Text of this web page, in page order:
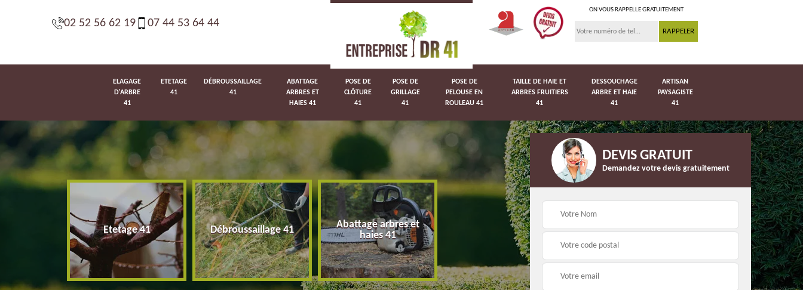
02 52 56 62 19 07 44 53 64 44
ON VOUS RAPPELLE GRATUITEMENT
ELAGAGE
D'ARBRE
41
ETETAGE
41
DÉBROUSSAILLAGE
41
ABATTAGE
ARBRES ET
HAIES 41
POSE DE
CLÔTURE
41
POSE DE
GRILLAGE
41
POSE DE
PELOUSE EN
ROULEAU 41
TAILLE DE HAIE ET
ARBRES FRUITIERS
41
DESSOUCHAGE
ARBRE ET HAIE
41
ARTISAN
PAYSAGISTE
41
Etetage 41 Débroussaillage 41
Abattage arbres et
haies 41
Pose de clôture 41 Pose de grillage 41
Pose de pelouse en
rouleau 41
DEVIS GRATUIT
Demandez votre devis gratuitement